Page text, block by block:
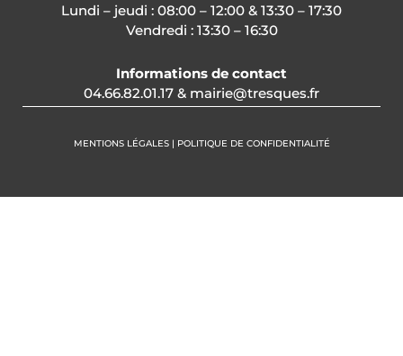
Lundi – jeudi : 08:00 – 12:00 & 13:30 – 17:30
Vendredi : 13:30 – 16:30
Informations de contact
04.66.82.01.17 & mairie@tresques.fr
MENTIONS LÉGALES | POLITIQUE DE CONFIDENTIALITÉ